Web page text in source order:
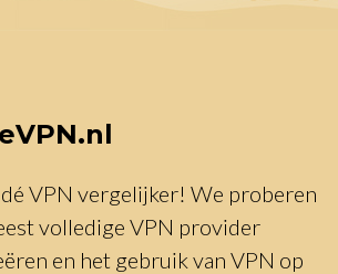
VPN vergelijker! We proberen
volledige VPN provider
en het gebruik van VPN op